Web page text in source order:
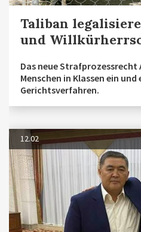
Taliban
und
Das neue
Menschen in Klassen ein
Gerichtsverfahren.
12.02